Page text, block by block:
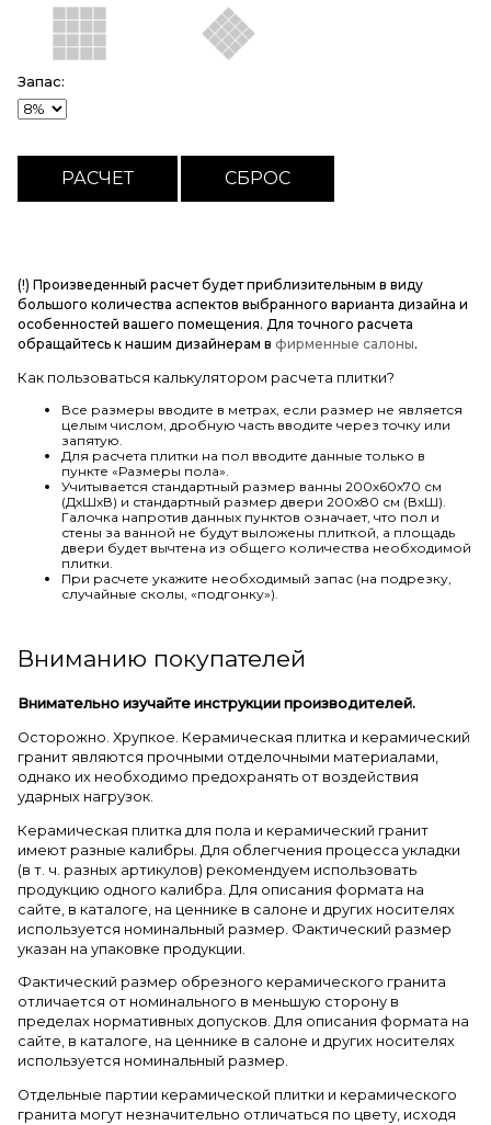
Запас:
(!) Произведенный расчет будет приблизительным в виду
большого количества аспектов выбранного варианта дизайна и
особенностей вашего помещения. Для точного расчета
обращайтесь к нашим дизайнерам в фирменные салоны.
Как пользоваться калькулятором расчета плитки?
Все размеры вводите в метрах, если размер не является
целым числом, дробную часть вводите через точку или
запятую.
Для расчета плитки на пол вводите данные только в
пункте «Размеры пола».
Учитывается стандартный размер ванны 200х60х70 см
(ДхШхВ) и стандартный размер двери 200х80 см (ВхШ).
Галочка напротив данных пунктов означает, что пол и
стены за ванной не будут выложены плиткой, а площадь
двери будет вычтена из общего количества необходимой
плитки.
При расчете укажите необходимый запас (на подрезку,
случайные сколы, «подгонку»).
Вниманию покупателей
Внимательно изучайте инструкции производителей.
Осторожно. Хрупкое. Керамическая плитка и керамический
гранит являются прочными отделочными материалами,
однако их необходимо предохранять от воздействия
ударных нагрузок.
Керамическая плитка для пола и керамический гранит
имеют разные калибры. Для облегчения процесса укладки
(в т. ч. разных артикулов) рекомендуем использовать
продукцию одного калибра. Для описания формата на
сайте, в каталоге, на ценнике в салоне и других носителях
используется номинальный размер. Фактический размер
указан на упаковке продукции.
Фактический размер обрезного керамического гранита
отличается от номинального в меньшую сторону в
пределах нормативных допусков. Для описания формата на
сайте, в каталоге, на ценнике в салоне и других носителях
используется номинальный размер.
Отдельные партии керамической плитки и керамического
гранита могут незначительно отличаться по цвету, исходя